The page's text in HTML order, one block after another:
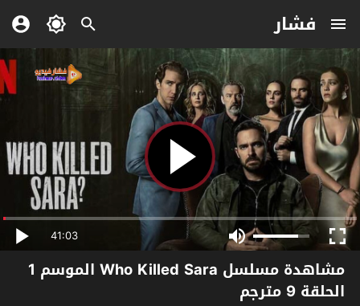
فشار
41:03
مشاهدة مسلسل Who Killed Sara الموسم 1
الحلقة 9 مترجم